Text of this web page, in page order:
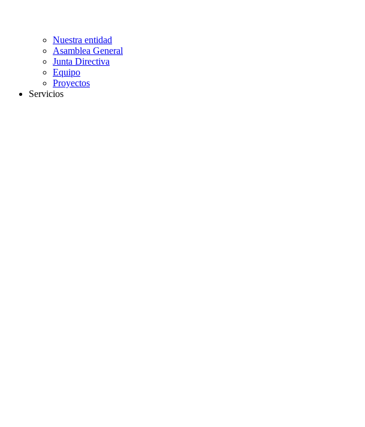
Nuestra entidad
Asamblea General
Junta Directiva
Equipo
Proyectos
Servicios